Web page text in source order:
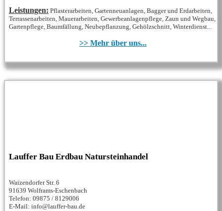
Leistungen: Pflasterarbeiten, Gartenneuanlagen, Bagger und Erdarbeiten,
Terrassenarbeiten, Mauerarbeiten, Gewerbeanlagenpflege, Zaun und Wegbau,
Gartenpflege, Baumfällung, Neubepflanzung, Gehölzschnitt, Winterdienst...
>> Mehr über uns...
Lauffer Bau Erdbau Natursteinhandel
Waizendorfer Str. 6
91639 Wolframs-Eschenbach
Telefon: 09875 / 8129006
E-Mail: info@lauffer-bau.de